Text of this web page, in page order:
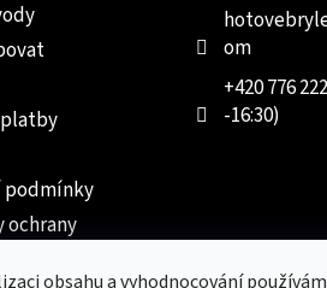
obsahu a vyhodnocování
podmínky
ochrany
om
+420 776
-16:30)